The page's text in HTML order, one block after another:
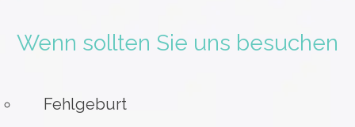
Wenn sollten Sie uns besuchen
Fehlgeburt